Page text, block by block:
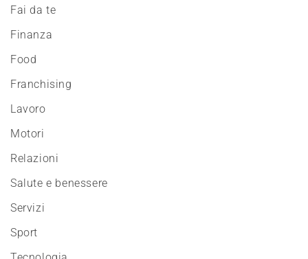
Fai da te
Finanza
Food
Franchising
Lavoro
Motori
Relazioni
Salute e benessere
Servizi
Sport